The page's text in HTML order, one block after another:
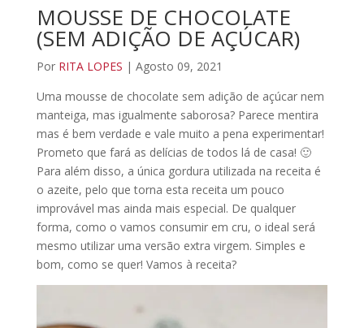
MOUSSE DE CHOCOLATE
(SEM ADIÇÃO DE AÇÚCAR)
Por RITA LOPES | Agosto 09, 2021
Uma mousse de chocolate sem adição de açúcar nem
manteiga, mas igualmente saborosa? Parece mentira
mas é bem verdade e vale muito a pena experimentar!
Prometo que fará as delícias de todos lá de casa! 🙂
Para além disso, a única gordura utilizada na receita é
o azeite, pelo que torna esta receita um pouco
improvável mas ainda mais especial. De qualquer
forma, como o vamos consumir em cru, o ideal será
mesmo utilizar uma versão extra virgem. Simples e
bom, como se quer! Vamos à receita?